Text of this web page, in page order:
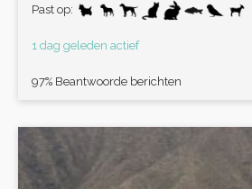
Past op:
1 dag geleden actief
97% Beantwoorde berichten